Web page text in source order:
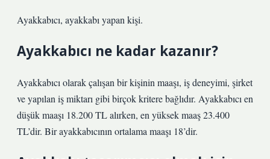
Ayakkabıcı, ayakkabı yapan kişi.
Ayakkabıcı ne kadar kazanır?
Ayakkabıcı olarak çalışan bir kişinin maaşı, iş deneyimi, şirket
ve yapılan iş miktarı gibi birçok kritere bağlıdır. Ayakkabıcı en
düşük maaşı 18.200 TL alırken, en yüksek maaş 23.400
TL’dir. Bir ayakkabıcının ortalama maaşı 18’dir.